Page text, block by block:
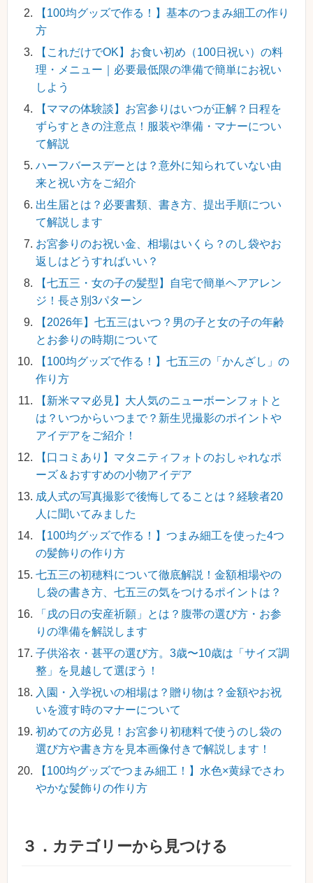
【100均グッズで作る！】基本のつまみ細工の作り
方
【これだけでOK】お食い初め（100日祝い）の料
理・メニュー｜必要最低限の準備で簡単にお祝い
しよう
【ママの体験談】お宮参りはいつが正解？日程を
ずらすときの注意点！服装や準備・マナーについ
て解説
ハーフバースデーとは？意外に知られていない由
来と祝い方をご紹介
出生届とは？必要書類、書き方、提出手順につい
て解説します
お宮参りのお祝い金、相場はいくら？のし袋やお
返しはどうすればいい？
【七五三・女の子の髪型】自宅で簡単ヘアアレン
ジ！長さ別3パターン
【2026年】七五三はいつ？男の子と女の子の年齢
とお参りの時期について
【100均グッズで作る！】七五三の「かんざし」の
作り方
【新米ママ必見】大人気のニューボーンフォトと
は？いつからいつまで？新生児撮影のポイントや
アイデアをご紹介！
【口コミあり】マタニティフォトのおしゃれなポ
ーズ＆おすすめの小物アイデア
成人式の写真撮影で後悔してることは？経験者20
人に聞いてみました
【100均グッズで作る！】つまみ細工を使った4つ
の髪飾りの作り方
七五三の初穂料について徹底解説！金額相場やの
し袋の書き方、七五三の気をつけるポイントは？
「戌の日の安産祈願」とは？腹帯の選び方・お参
りの準備を解説します
子供浴衣・甚平の選び方。3歳〜10歳は「サイズ調
整」を見越して選ぼう！
入園・入学祝いの相場は？贈り物は？金額やお祝
いを渡す時のマナーについて
初めての方必見！お宮参り初穂料で使うのし袋の
選び方や書き方を見本画像付きで解説します！
【100均グッズでつまみ細工！】水色×黄緑でさわ
やかな髪飾りの作り方
３．カテゴリーから見つける